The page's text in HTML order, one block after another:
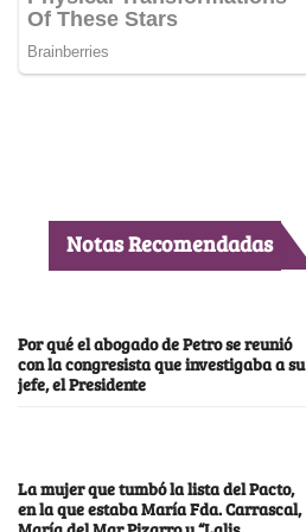
Notas Recomendadas
Por qué el abogado de Petro se reunió
con la congresista que investigaba a su
jefe, el Presidente
La mujer que tumbó la lista del Pacto,
en la que estaba María Fda. Carrascal,